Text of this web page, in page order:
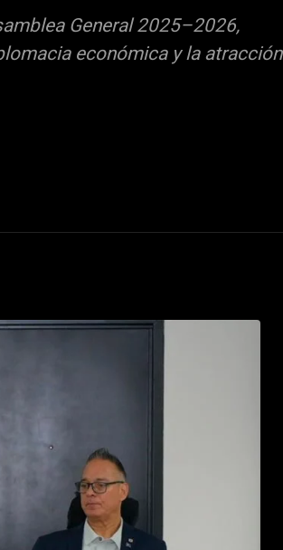
General 2025–2026,
económica y la atracción